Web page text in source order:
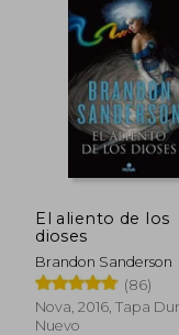
dcto.
El aliento de los
dioses
Brandon Sanderson
(86)
Nova, 2016, Tapa
Nuevo